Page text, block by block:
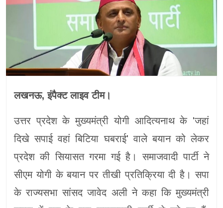
लखनऊ, इंपैक्ट लाइव टीम।
उत्तर प्रदेश के मुख्यमंत्री योगी आदित्यनाथ के 'जहां
दिखे सपाई वहां बिटिया घबराई' वाले बयान को लेकर
प्रदेश की सियासत गरमा गई है। समाजवादी पार्टी ने
सीएम योगी के बयान पर तीखी प्रतिक्रिया दी है। सपा
के राज्यसभा सांसद जावेद अली ने कहा कि मुख्यमंत्री